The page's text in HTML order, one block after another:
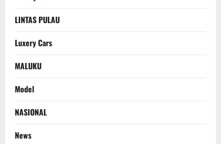
LINTAS PULAU
Luxery Cars
MALUKU
Model
NASIONAL
News